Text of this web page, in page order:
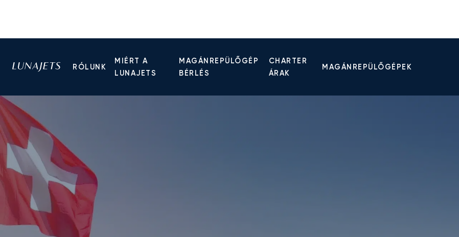
RÓLUNK
MIÉRT A
LUNAJETS
MAGÁNREPÜLŐGÉP
BÉRLÉS
CHARTER
ÁRAK
MAGÁNREPÜLŐGÉPEK